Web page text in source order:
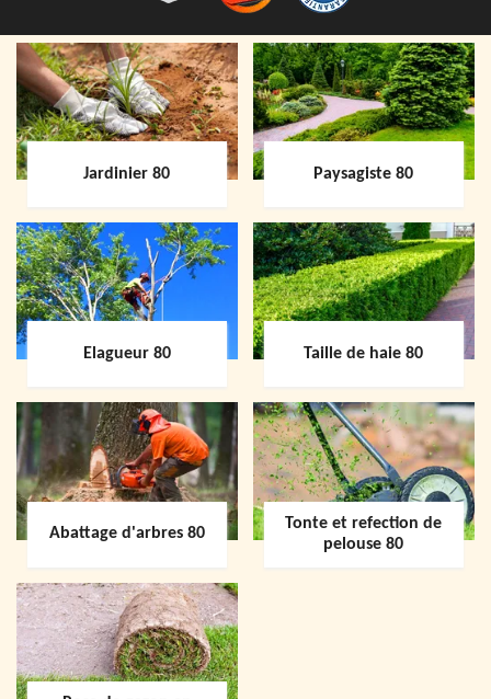
Jardinier 80 Paysagiste 80
Elagueur 80 Taille de haie 80
Abattage d'arbres 80
Tonte et refection de
pelouse 80